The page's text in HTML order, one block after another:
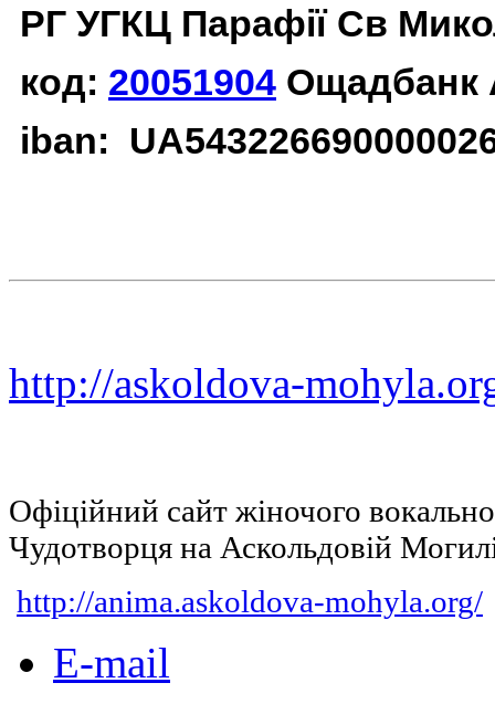
РГ УГКЦ Парафії Св
код: 20051904 Ощадбанк
iban:
http://askoldova-
Офіційний сайт жіночого
Чудотворця на Аскольдовій
http://anima.askoldova-mohyla.org/
E-mail